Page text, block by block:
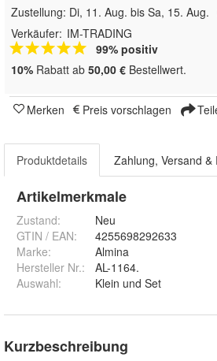
Zustellung: Di, 11. Aug. bis Sa, 15. Aug.
Verkäufer: IM-TRADING
99% positiv
10% Rabatt ab 50,00 € Bestellwert.
Merken Preis vorschlagen
Produktdetails Zahlung, Versand &
Artikelmerkmale
Zustand:
Neu
GTIN / EAN:
4255698292633
Marke:
Almina
Hersteller Nr.:
AL-1164.
Auswahl: Klein und Set
Kurzbeschreibung